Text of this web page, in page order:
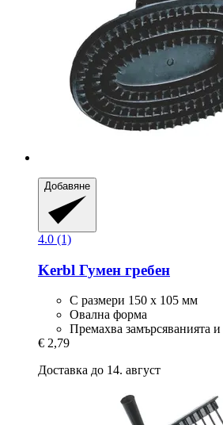
Добавяне
4.0 (1)
Kerbl Гумен гребен
С размери 150 х 105 мм
Овална форма
Премахва замърсяванията и
€ 2,79
Доставка до 14. август